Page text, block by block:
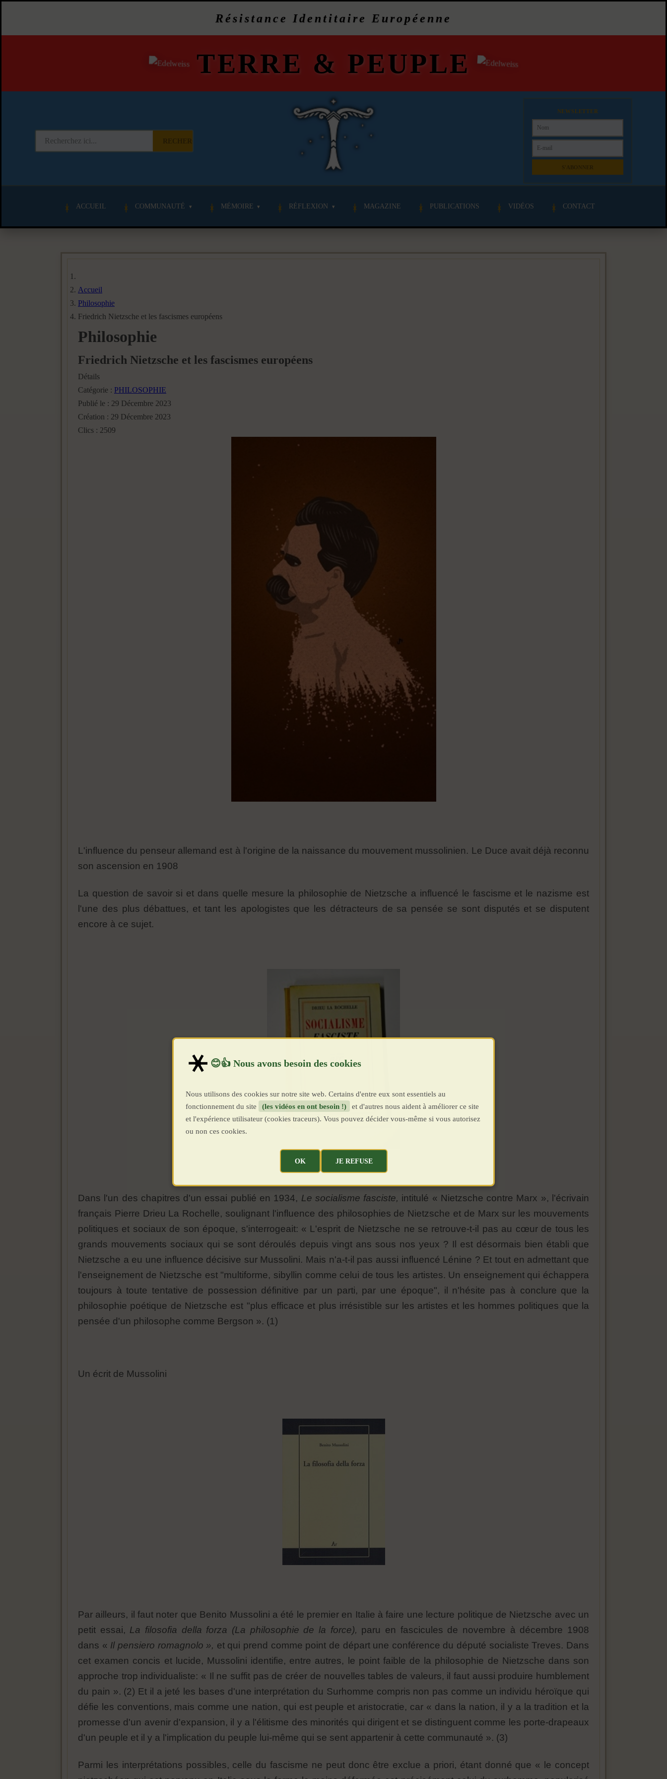
Résistance Identitaire Européenne
TERRE & PEUPLE
NEWSLETTER
ACCUEIL COMMUNAUTÉ MÉMOIRE RÉFLEXION MAGAZINE PUBLICATIONS VIDÉOS CONTACT
Accueil
Philosophie
Friedrich Nietzsche et les fascismes européens
Philosophie
Friedrich Nietzsche et les fascismes européens
Détails
Catégorie : PHILOSOPHIE
Publié le : 29 Décembre 2023
Création : 29 Décembre 2023
Clics : 2509
L'influence du penseur allemand est à l'origine de la naissance du mouvement mussolinien. Le Duce avait déjà reconnu
son ascension en 1908
La question de savoir si et dans quelle mesure la philosophie de Nietzsche a influencé le fascisme et le nazisme est
l'une des plus débattues, et tant les apologistes que les détracteurs de sa pensée se sont disputés et se disputent
encore à ce sujet.
Dans l'un des chapitres d'un essai publié en 1934, Le socialisme fasciste, intitulé « Nietzsche contre Marx », l'écrivain
français Pierre Drieu La Rochelle, soulignant l'influence des philosophies de Nietzsche et de Marx sur les mouvements
politiques et sociaux de son époque, s'interrogeait: « L'esprit de Nietzsche ne se retrouve-t-il pas au cœur de tous les
grands mouvements sociaux qui se sont déroulés depuis vingt ans sous nos yeux ? Il est désormais bien établi que
Nietzsche a eu une influence décisive sur Mussolini. Mais n'a-t-il pas aussi influencé Lénine ? Et tout en admettant que
l'enseignement de Nietzsche est "multiforme, sibyllin comme celui de tous les artistes. Un enseignement qui échappera
toujours à toute tentative de possession définitive par un parti, par une époque", il n'hésite pas à conclure que la
philosophie poétique de Nietzsche est "plus efficace et plus irrésistible sur les artistes et les hommes politiques que la
pensée d'un philosophe comme Bergson ». (1)
Un écrit de Mussolini
Par ailleurs, il faut noter que Benito Mussolini a été le premier en Italie à faire une lecture politique de Nietzsche avec un
petit essai, La filosofia della forza (La philosophie de la force), paru en fascicules de novembre à décembre 1908
dans « Il pensiero romagnolo », et qui prend comme point de départ une conférence du député socialiste Treves. Dans
cet examen concis et lucide, Mussolini identifie, entre autres, le point faible de la philosophie de Nietzsche dans son
approche trop individualiste: « Il ne suffit pas de créer de nouvelles tables de valeurs, il faut aussi produire humblement
du pain ». (2) Et il a jeté les bases d'une interprétation du Surhomme compris non pas comme un individu héroïque qui
défie les conventions, mais comme une nation, qui est peuple et aristocratie, car « dans la nation, il y a la tradition et la
promesse d'un avenir d'expansion, il y a l'élitisme des minorités qui dirigent et se distinguent comme les porte-drapeaux
d'un peuple et il y a l'implication du peuple lui-même qui se sent appartenir à cette communauté ». (3)
Parmi les interprétations possibles, celle du fascisme ne peut donc être exclue a priori, étant donné que « le concept
Nous utilisons des cookies sur notre site web. Certains d'entre eux sont essentiels au
fonctionnement du site
(les vidéos en ont besoin !)
et d'autres nous aident à améliorer ce site
et l'expérience utilisateur (cookies traceurs). Vous pouvez décider vous-même si vous autorisez
ou non ces cookies.
OK JE REFUSE